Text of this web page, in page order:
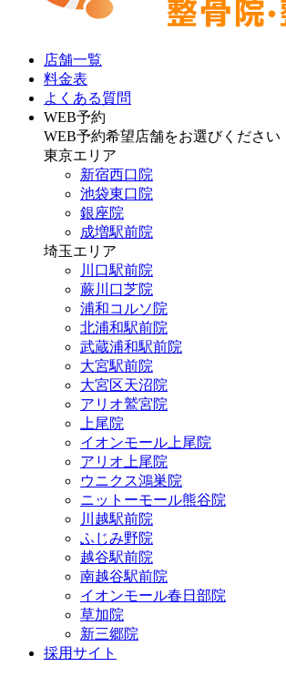
店舗一覧
料金表
よくある質問
WEB予約
WEB予約希望店舗をお選びください
東京エリア
新宿西口院
池袋東口院
銀座院
成増駅前院
埼玉エリア
川口駅前院
蕨川口芝院
浦和コルソ院
北浦和駅前院
武蔵浦和駅前院
大宮駅前院
大宮区天沼院
アリオ鷲宮院
上尾院
イオンモール上尾院
アリオ上尾院
ウニクス鴻巣院
ニットーモール熊谷院
川越駅前院
ふじみ野院
越谷駅前院
南越谷駅前院
イオンモール春日部院
草加院
新三郷院
採用サイト